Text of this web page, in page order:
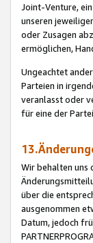
Joint-Venture,
unseren
oder Zusagen
ermöglichen,
Ungeachtet
Parteien in
veranlasst oder
für eine der
Wir behalten uns
über die
ausgenommen
Datum, jedoch